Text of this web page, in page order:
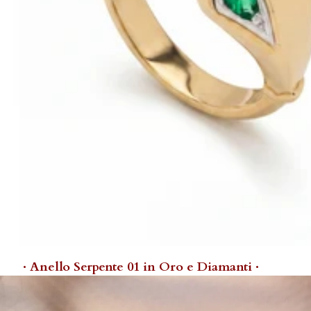
· Anello Serpente 01 in Oro e Diamanti ·